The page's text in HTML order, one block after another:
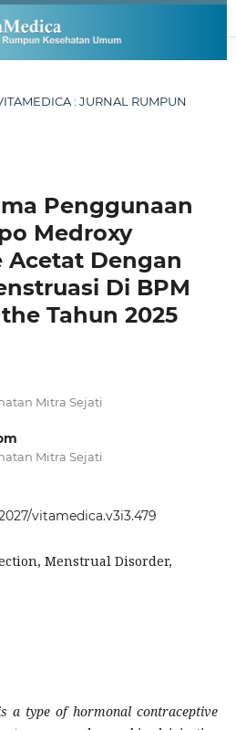
: JURNAL RUMPUN
Penggunaan
Medroxy
Acetat Dengan
Di BPM
Tahun 2025
Mitra Sejati
Mitra Sejati
vitamedica.v3i3.479
Menstrual Disorder,
a type of hormonal contraceptive